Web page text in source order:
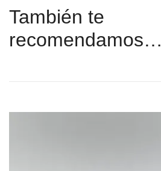
También te
recomendamos…